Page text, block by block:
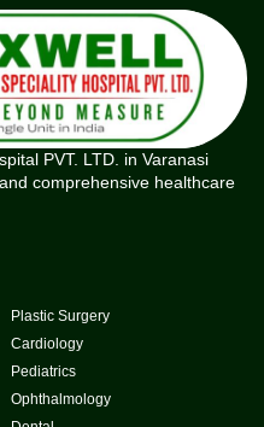
PVT. LTD. in Varanasi
comprehensive healthcare
Plastic Surgery
Cardiology
Pediatrics
Ophthalmology